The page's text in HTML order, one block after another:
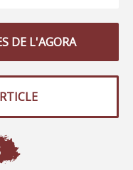
DE L'AGORA